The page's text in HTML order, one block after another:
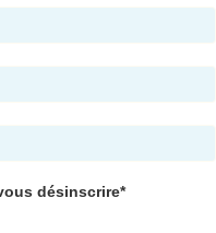
désinscrire*